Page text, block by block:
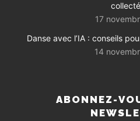
17
Danse avec l’IA : conseils
14
ABONNEZ-